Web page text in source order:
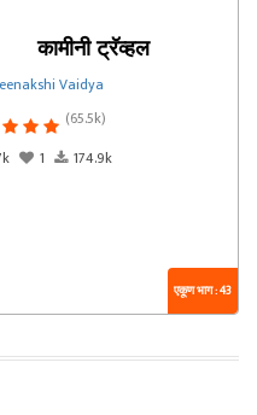
कामीनी ट्रॅव्हल
Vaidya
(65.5k)
1 174.9k
एकूण भाग : 43